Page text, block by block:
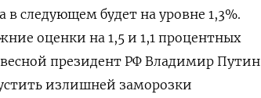
в следующем будет на уровне 1,3%.
оценки на 1,5 и 1,1 процентных
весной президент РФ Владимир Путин
излишней заморозки